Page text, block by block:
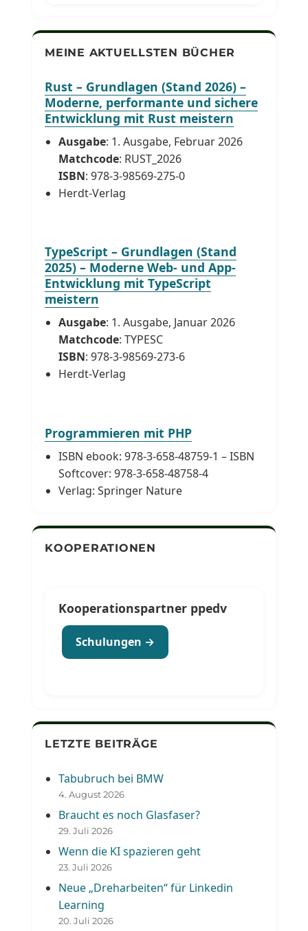
MEINE AKTUELLSTEN BÜCHER
Rust – Grundlagen (Stand 2026) –
Moderne, performante und sichere
Entwicklung mit Rust meistern
Ausgabe: 1. Ausgabe, Februar 2026
Matchcode: RUST_2026
ISBN: 978-3-98569-275-0
Herdt-Verlag
TypeScript – Grundlagen (Stand
2025) – Moderne Web- und App-
Entwicklung mit TypeScript
meistern
Ausgabe: 1. Ausgabe, Januar 2026
Matchcode: TYPESC
ISBN: 978-3-98569-273-6
Herdt-Verlag
Programmieren mit PHP
ISBN ebook: 978-3-658-48759-1 – ISBN
Softcover: 978-3-658-48758-4
Verlag: Springer Nature
KOOPERATIONEN
Kooperationspartner ppedv
Schulungen →
LETZTE BEITRÄGE
Tabubruch bei BMW
4. August 2026
Braucht es noch Glasfaser?
29. Juli 2026
Wenn die KI spazieren geht
23. Juli 2026
Neue „Dreharbeiten“ für Linkedin
Learning
20. Juli 2026